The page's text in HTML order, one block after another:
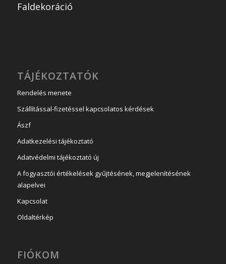
Faldekoráció
TÁJÉKOZTATÓK
Rendelés menete
Szállítással-fizetéssel kapcsolatos kérdések
Ászf
Adatkezelési tájékoztató
Adatvédelmi tájékoztató új
A fogyasztói értékelések gyűjtésének, megjelenítésének
alapelvei
Kapcsolat
Oldaltérkép
FIÓKOM